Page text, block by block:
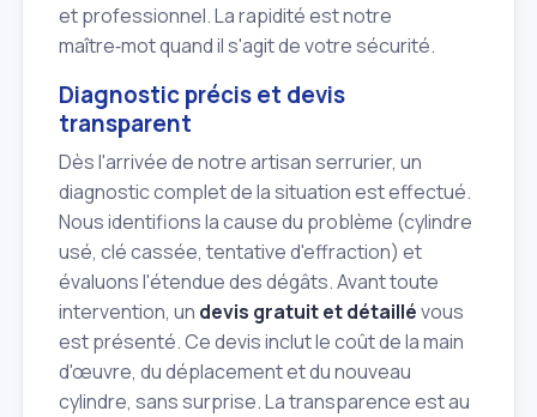
et professionnel. La rapidité est notre
maître‑mot quand il s'agit de votre sécurité.
Diagnostic précis et devis
transparent
Dès l'arrivée de notre artisan serrurier, un
diagnostic complet de la situation est effectué.
Nous identifions la cause du problème (cylindre
usé, clé cassée, tentative d'effraction) et
évaluons l'étendue des dégâts. Avant toute
intervention, un devis gratuit et détaillévous
est présenté. Ce devis inclut le coût de la main
d'œuvre, du déplacement et du nouveau
cylindre, sans surprise. La transparence est au